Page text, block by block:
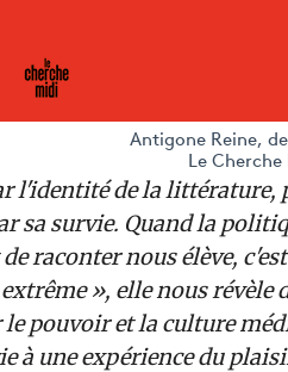
Antigone Reine,
Le Cherche
l'identité de la
sa survie. Quand la
raconter nous élève,
», elle nous révèle
le pouvoir et la culture
à une expérience du